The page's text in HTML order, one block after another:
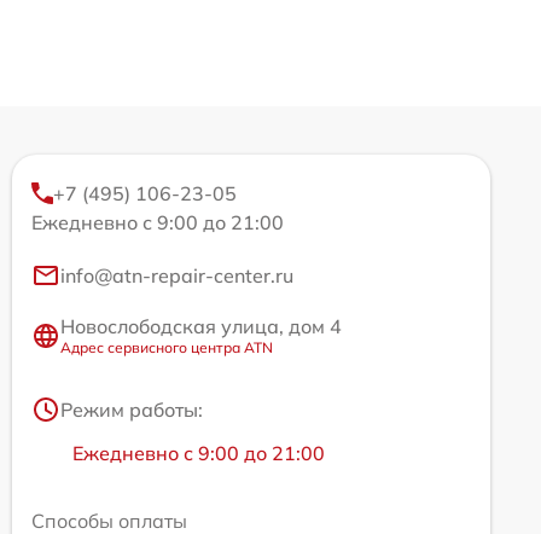
+7 (495) 106-23-05
Ежедневно с 9:00 до 21:00
info@atn-repair-center.ru
Новослободская улица, дом 4
Адрес сервисного центра ATN
Режим работы:
Ежедневно с 9:00 до 21:00
Способы оплаты